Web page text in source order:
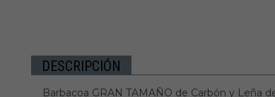
DESCRIPCIÓN
Barbacoa GRAN TAMAÑO de Carbón y Leña